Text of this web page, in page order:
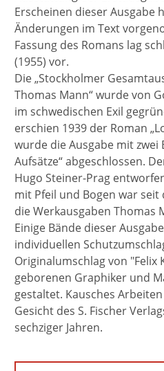
Erscheinen dieser Ausgabe
Änderungen im Text
Fassung des Romans lag
(1955) vor.
Die „Stockholmer
Thomas Mann“ wurde von
im schwedischen Exil
erschien 1939 der Roman
wurde die Ausgabe mit zwei
Aufsätze“ abgeschlossen.
Hugo Steiner-Prag
mit Pfeil und Bogen war seit
die Werkausgaben Thomas
Einige Bände dieser
individuellen
Originalumschlag von "Felix
geborenen Graphiker und
gestaltet. Kausches
Gesicht des S. Fischer
sechziger Jahren.